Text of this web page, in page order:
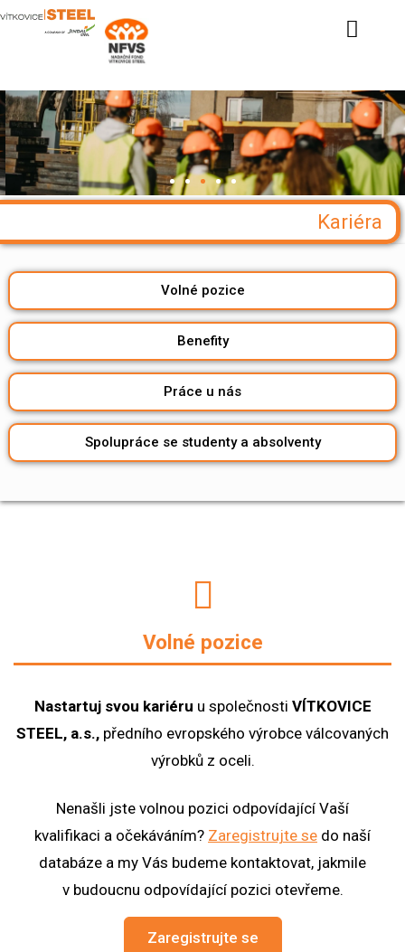
Kariéra
Volné pozice
Benefity
Práce u nás
Spolupráce se studenty a absolventy
Volné pozice
Nastartuj svou kariéru u společnosti VÍTKOVICE
STEEL, a.s., předního evropského výrobce válcovaných
výrobků z oceli.
Nenašli jste volnou pozici odpovídající Vaší
kvalifikaci a očekáváním? Zaregistrujte se do naší
databáze a my Vás budeme kontaktovat, jakmile
v budoucnu odpovídající pozici otevřeme.
Zaregistrujte se